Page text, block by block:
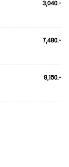
3,040.-
7,480.-
9,150.-